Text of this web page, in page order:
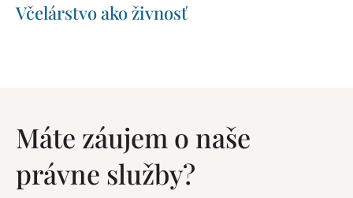
Včelárstvo ako živnosť
Máte záujem o naše
právne služby?